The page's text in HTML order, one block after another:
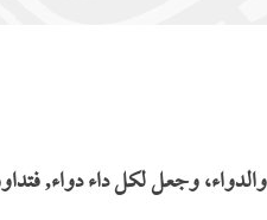
وجعل لكل داء دواء,